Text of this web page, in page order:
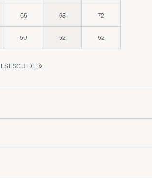
65 68 72
50 52 52
»